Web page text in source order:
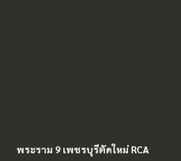
พระราม 9 เพชรบุรีตัดใหม่ RCA